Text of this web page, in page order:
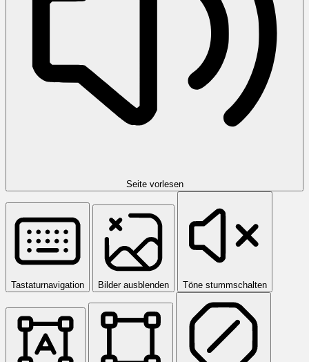
Seite vorlesen
Tastaturnavigation Bilder ausblenden Töne stummschalten